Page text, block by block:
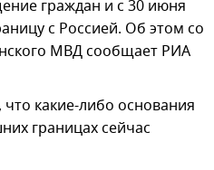
граждан и с 30 июня
с Россией. Об этом со
МВД сообщает РИА
какие-либо основания
границах сейчас